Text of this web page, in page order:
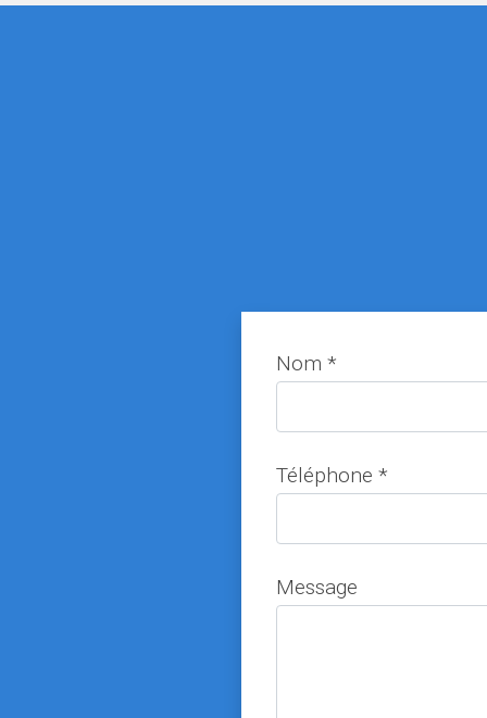
Nom *
Téléphone *
Message